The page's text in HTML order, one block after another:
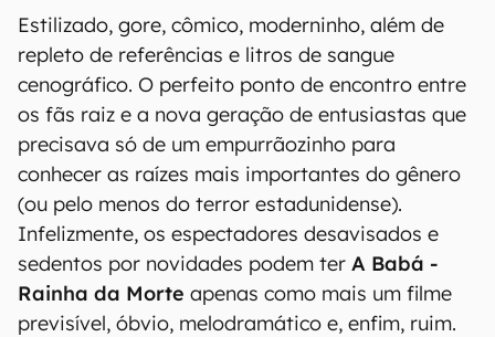
Estilizado, gore, cômico, moderninho, além de
repleto de referências e litros de sangue
cenográfico. O perfeito ponto de encontro entre
os fãs raiz e a nova geração de entusiastas que
precisava só de um empurrãozinho para
conhecer as raízes mais importantes do gênero
(ou pelo menos do terror estadunidense).
Infelizmente, os espectadores desavisados e
sedentos por novidades podem ter A Babá -
Rainha da Morte apenas como mais um filme
previsível, óbvio, melodramático e, enfim, ruim.